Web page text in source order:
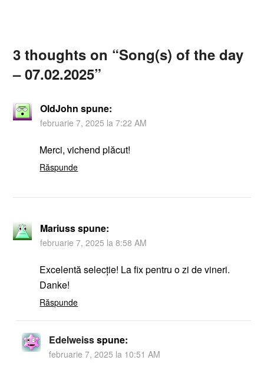
3 thoughts on “Song(s) of the day
– 07.02.2025”
OldJohn spune:
februarie 7, 2025 la 7:22 AM
Merci, vichend plăcut!
Răspunde
Mariussspune:
februarie 7, 2025 la 8:58 AM
Excelentă selecție! La fix pentru o zi de vineri.
Danke!
Răspunde
Edelweissspune:
februarie 7, 2025 la 10:51 AM